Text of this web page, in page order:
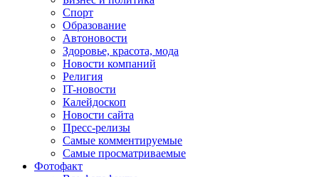
Спорт
Образование
Автоновости
Здоровье, красота, мода
Новости компаний
Религия
IT-новости
Калейдоскоп
Новости сайта
Пресс-релизы
Самые комментируемые
Самые просматриваемые
Фотофакт